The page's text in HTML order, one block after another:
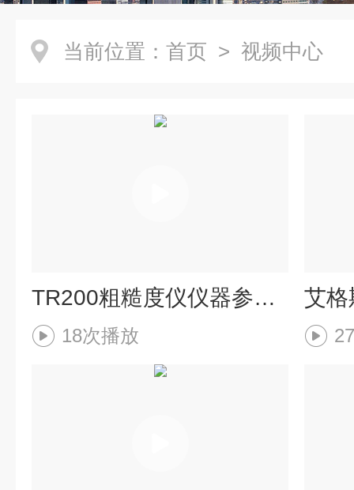
当前位置： 首页 > 视频中心
TR200粗糙度仪仪器参数设置
18次播放
艾格